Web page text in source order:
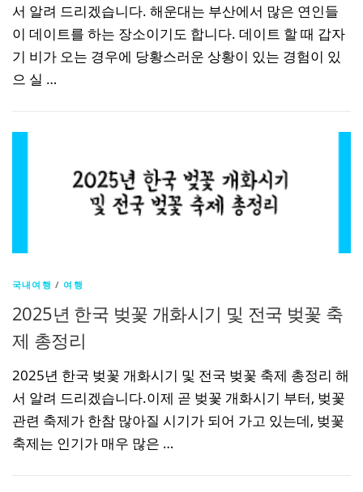
서 알려 드리겠습니다. 해운대는 부산에서 많은 연인들
이 데이트를 하는 장소이기도 합니다. 데이트 할 때 갑자
기 비가 오는 경우에 당황스러운 상황이 있는 경험이 있
으 실 …
국내여행 / 여행
2025년 한국 벚꽃 개화시기 및 전국 벚꽃 축
제 총정리
2025년 한국 벚꽃 개화시기 및 전국 벚꽃 축제 총정리 해
서 알려 드리겠습니다.이제 곧 벚꽃 개화시기 부터, 벚꽃
관련 축제가 한참 많아질 시기가 되어 가고 있는데, 벚꽃
축제는 인기가 매우 많은 …